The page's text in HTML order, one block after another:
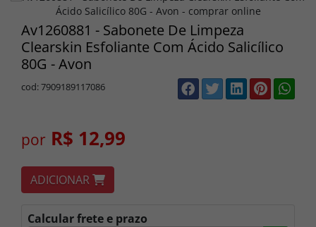
Av1260881 - Sabonete De Limpeza
Clearskin Esfoliante Com Ácido Salicílico
80G - Avon
cod: 7909189117086
por R$ 12,99
ADICIONAR
Calcular frete e prazo